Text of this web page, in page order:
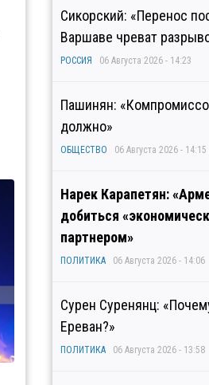
Сикорский: «Перенос
Варшаве чреват
РОССИЯ 06 Августа 2026 - 14:23
Пашинян:
должно»
ОБЩЕСТВО 06 Августа 2026 - 14:15
Нарек Карапетян:
добиться
партнером»
ПОЛИТИКА 06 Августа 2026 - 14:06
Сурен Суренянц:
Ереван?»
ПОЛИТИКА 06 Августа 2026 - 13:58